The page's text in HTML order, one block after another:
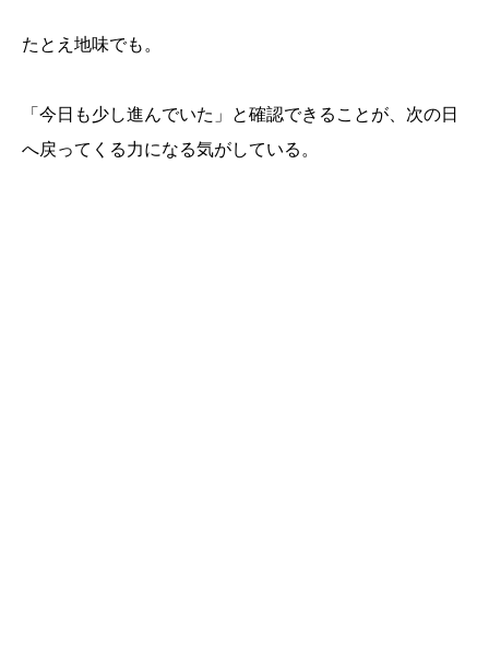
たとえ地味でも。
「今日も少し進んでいた」と確認できることが、次の日
へ戻ってくる力になる気がしている。